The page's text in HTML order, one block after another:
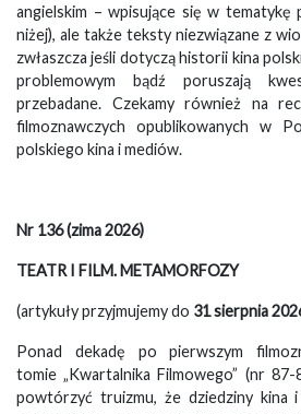
angielskim – wpisujące się w tematykę
niżej), ale także teksty niezwiązane z
zwłaszcza jeśli dotyczą historii kina
problemowym bądź poruszają
przebadane. Czekamy również na
filmoznawczych opublikowanych w
polskiego kina i mediów.
Nr 136 (zima 2026)
TEATR I FILM. METAMORFOZY
(artykuły przyjmujemy do 31 sierpnia
Ponad dekadę po pierwszym
tomie „Kwartalnika Filmowego” (nr
powtórzyć truizmu, że dziedziny kina